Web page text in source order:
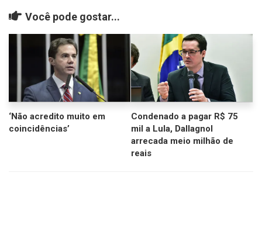
Você pode gostar...
‘Não acredito muito em
coincidências’
Condenado a pagar R$ 75
mil a Lula, Dallagnol
arrecada meio milhão de
reais